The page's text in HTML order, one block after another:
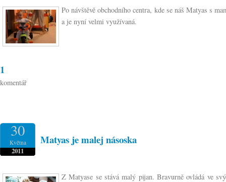
Po návštěvě obchodního centra, kde se náš Matyas s
a je nyní velmi využívaná.
1
komentář
30
Května
2011
Matyas je malej násoska
Z Matyase se stává malý pijan. Bravurně ovládá ve